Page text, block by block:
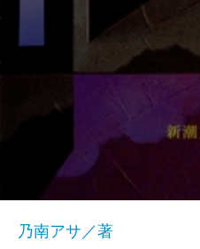
乃南アサ／著